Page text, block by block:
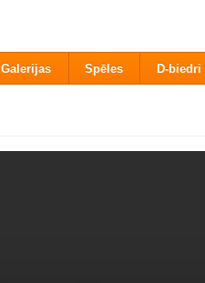
Galerijas Spēles D-biedri